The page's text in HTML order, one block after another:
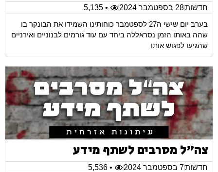
חדשות28 בספטמבר 2024
• 5,135
בערב יום שישי ה27 לספטמבר כוחותינו השמידו את הבונקר בו
שהה באותו הזמן נסראללה ביחד עם עוד גורמים לבנוניים ואירניים
שהגיעו לפגוש אותו
צה"ל מסרבים לשתף מידע
חדשות7 בספטמבר 2024
• 5,536